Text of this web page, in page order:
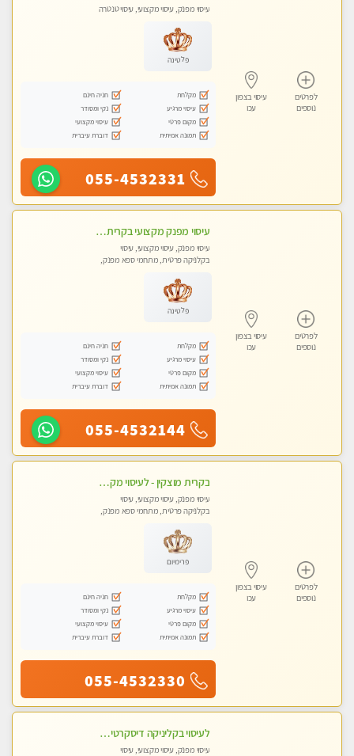
לפרטים
נוספים
עיסוי בצפון
עכו
עיסוי מפנק, עיסוי מקצועי, עיסוי טנטרה
פלטינה
מקלחת
חניה חינם
עיסוי מרגיע
נקי ומסודר
מקום פרטי
עיסוי מקצועי
תמונה אמיתית
דוברת עיברית
055-4532331
לפרטים
נוספים
עיסוי בצפון
עכו
עיסוי מפנק מקצועי בקרית ביאליק - עיסוי עם אבנים חמות. טיפול מרגיע משוחרר באווירה נעימה נקיה ומסודרת
עיסוי מפנק, עיסוי מקצועי, עיסוי
בקלניקה פרטית, מתחמי ספא מפנק,
פלטינה
מקלחת
חניה חינם
עיסוי מרגיע
נקי ומסודר
מקום פרטי
עיסוי מקצועי
תמונה אמיתית
דוברת עיברית
055-4532144
לפרטים
נוספים
עיסוי בצפון
עכו
בקרית מוצקין - לעיסוי מקצועי ואיכותי מומלץ מאוד!! מעסה פרטית בוא ותבין מזה עיסוי … ❤️ ללא מין !!
עיסוי מפנק, עיסוי מקצועי, עיסוי
בקלניקה פרטית, מתחמי ספא מפנק,
פרימיום
מקלחת
חניה חינם
עיסוי מרגיע
נקי ומסודר
מקום פרטי
עיסוי מקצועי
תמונה אמיתית
דוברת עיברית
055-4532330
לעיסוי בקליניקה דיסקרטית -בחיפה
עיסוי מפנק, עיסוי מקצועי, עיסוי